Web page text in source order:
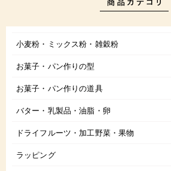
小麦粉・ミックス粉・雑穀粉
お菓子・パン作りの型
お菓子・パン作りの道具
バター・乳製品・油脂・卵
ドライフルーツ・加工野菜・果物
ラッピング